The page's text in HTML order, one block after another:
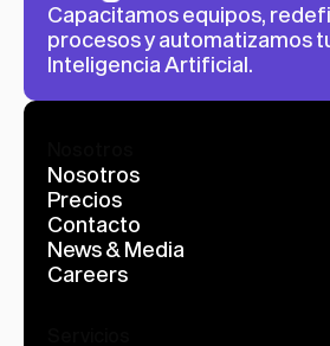
Capacitamos equipos,
procesos y automatizamos
Inteligencia Artificial.
Nosotros
Precios
Contacto
News & Media
Careers